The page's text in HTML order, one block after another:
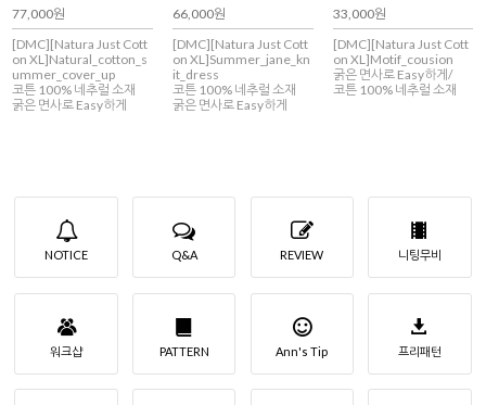
77,000원
[DMC][Natura Just Cott
on XL]Natural_cotton_s
ummer_cover_up
코튼 100% 네추럴 소재
굵은 면사로 Easy하게
66,000원
[DMC][Natura Just Cott
on XL]Summer_jane_kn
it_dress
코튼 100% 네추럴 소재
굵은 면사로 Easy하게
33,000원
[DMC][Natura Just Cott
on XL]Motif_cousion
굵은 면사로 Easy하게/
코튼 100% 네추럴 소재
NOTICE Q&A REVIEW 니팅무비
워크샵 PATTERN Ann's Tip 프리패턴